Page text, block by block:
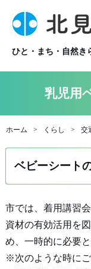
ひと・まち・自然き
乳児用
ホーム くらし 交
ベビーシート
市では、着用講習
資材の有効活用を
め、一時的に必要
※次のような時にご